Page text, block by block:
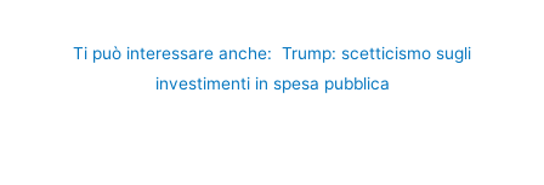
Ti può interessare anche: Trump: scetticismo sugli
investimenti in spesa pubblica